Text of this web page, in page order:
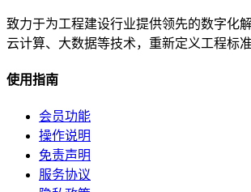
致力于为工程建设行业提供领先的数字化
云计算、大数据等技术，重新定义工程标
使用指南
会员功能
操作说明
免责声明
服务协议